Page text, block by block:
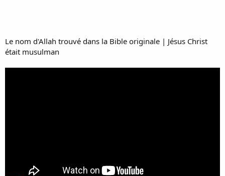
Le nom d'Allah trouvé dans la Bible originale | Jésus Christ
était musulman